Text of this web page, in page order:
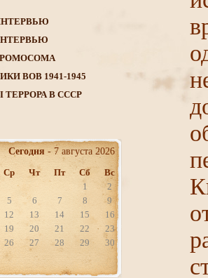
ВОВ 1941-1945
В СССР
Сегодня - 7 августа 2026
Ср Чт Пт Сб
Вс
1
2
5 6 7 8
9
12 13 14 15
16
19 20 21 22
23
26 27 28 29
30